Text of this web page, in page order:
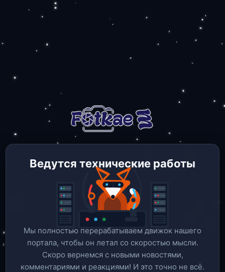
Ведутся технические работы
Мы полностью перерабатываем движок нашего
портала, чтобы он летал со скоростью мысли.
Скоро вернемся c новыми новостями,
комментариями и реакциями! И это точно не всё.